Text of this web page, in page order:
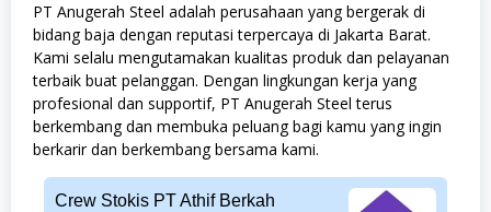
PT Anugerah Steel adalah perusahaan yang bergerak di
bidang baja dengan reputasi terpercaya di Jakarta Barat.
Kami selalu mengutamakan kualitas produk dan pelayanan
terbaik buat pelanggan. Dengan lingkungan kerja yang
profesional dan supportif, PT Anugerah Steel terus
berkembang dan membuka peluang bagi kamu yang ingin
berkarir dan berkembang bersama kami.
Crew Stokis PT Athif Berkah